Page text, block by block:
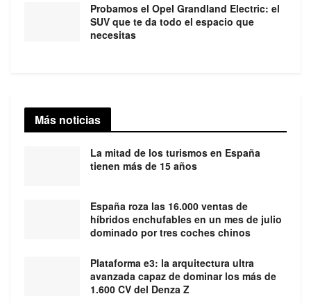
Probamos el Opel Grandland Electric: el
SUV que te da todo el espacio que
necesitas
Más noticias
La mitad de los turismos en España
tienen más de 15 años
España roza las 16.000 ventas de
híbridos enchufables en un mes de julio
dominado por tres coches chinos
Plataforma e3: la arquitectura ultra
avanzada capaz de dominar los más de
1.600 CV del Denza Z